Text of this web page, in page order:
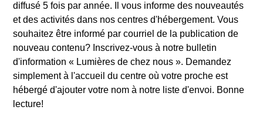
diffusé 5 fois par année. Il vous informe des nouveautés
et des activités dans nos centres d'hébergement. Vous
souhaitez être informé par courriel de la publication de
nouveau contenu? Inscrivez-vous à notre bulletin
d'information « Lumières de chez nous ». Demandez
simplement à l'accueil du centre où votre proche est
hébergé d'ajouter votre nom à notre liste d'envoi. Bonne
lecture!